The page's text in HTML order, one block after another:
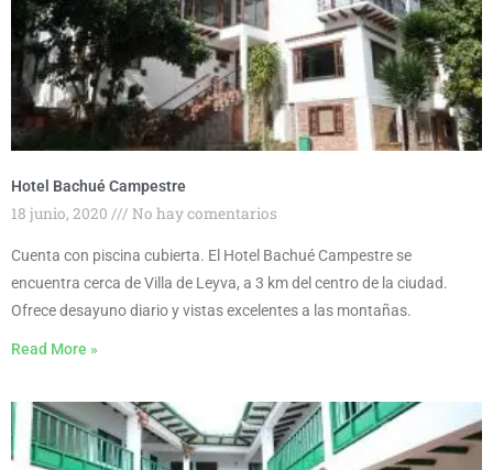
Hotel Bachué Campestre
18 junio, 2020 No hay comentarios
Cuenta con piscina cubierta. El Hotel Bachué Campestre se
encuentra cerca de Villa de Leyva, a 3 km del centro de la ciudad.
Ofrece desayuno diario y vistas excelentes a las montañas.
Read More »